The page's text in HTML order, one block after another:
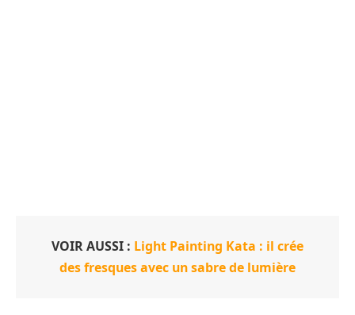
VOIR AUSSI : Light Painting Kata : il crée
des fresques avec un sabre de lumière